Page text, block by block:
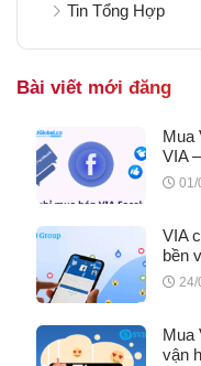
Tin Tổng Hợp
Bài viết mới đăng
Mua
VIA
01/
VIA
bền
24/
Mua
vận